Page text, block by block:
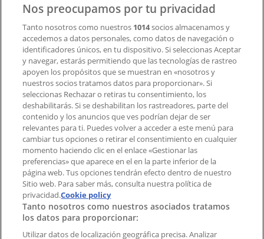
Contacto comercial y de marketing
Tienda mal colocada en el mapa
Notificar un folleto
¿Encontraste un problema en la web o en la
aplicación?
Índices
Marcas
Marcas locales
Negocios
Negocios cercanos
Productos
Productos locales
Nos preocupamos por tu privacidad
Tanto nosotros como nuestros 1014socios almacenamos y
accedemos a datos personales, como datos de navegación o
identificadores únicos, en tu dispositivo. Si seleccionas Aceptar
y navegar, estarás permitiendo que las tecnologías de rastreo
apoyen los propósitos que se muestran en «nosotros y
nuestros socios tratamos datos para proporcionar». Si
seleccionas Rechazar o retiras tu consentimiento, los
deshabilitarás. Si se deshabilitan los rastreadores, parte del
contenido y los anuncios que ves podrían dejar de ser
relevantes para ti. Puedes volver a acceder a este menú para
cambiar tus opciones o retirar el consentimiento en cualquier
momento haciendo clic en el enlace «Gestionar las
preferencias» que aparece en el en la parte inferior de la
página web. Tus opciones tendrán efecto dentro de nuestro
Sitio web. Para saber más, consulta nuestra política de
privacidad.Cookie policy
Tanto nosotros como nuestros asociados tratamos
los datos para proporcionar:
Utilizar datos de localización geográfica precisa. Analizar